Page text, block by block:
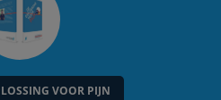
VOOR PIJN